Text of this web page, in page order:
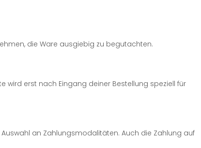
die Ware ausgiebig zu begutachten.
wird erst nach Eingang deiner Bestellung speziell für
an Zahlungsmodalitäten. Auch die Zahlung auf